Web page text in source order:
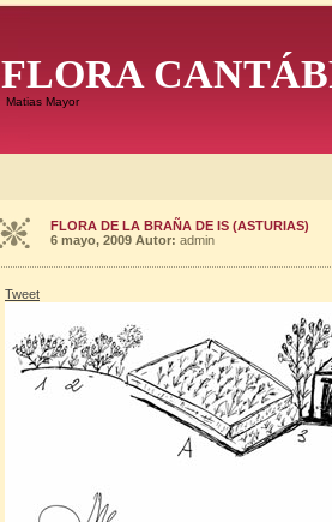
FLORA
Matias Mayor
FLORA DE LA BRAÑA DE IS (ASTURIAS)
6 mayo, 2009 Autor: admin
Tweet